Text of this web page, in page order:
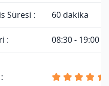
Süresi : 60 dakika
: 08:30 - 19:00